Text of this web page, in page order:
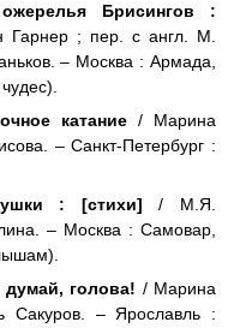
Брисингов :
Гарнер ; пер. с англ. М.
– Москва : Армада,
катание/ Марина
– Санкт-Петербург :
: [стихи] / М.Я.
– Москва : Самовар,
голова! / Марина
Сакуров. – Ярославль :